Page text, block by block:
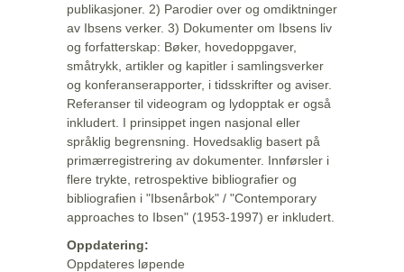
publikasjoner. 2) Parodier over og omdiktninger
av Ibsens verker. 3) Dokumenter om Ibsens liv
og forfatterskap: Bøker, hovedoppgaver,
småtrykk, artikler og kapitler i samlingsverker
og konferanserapporter, i tidsskrifter og aviser.
Referanser til videogram og lydopptak er også
inkludert. I prinsippet ingen nasjonal eller
språklig begrensning. Hovedsaklig basert på
primærregistrering av dokumenter. Innførsler i
flere trykte, retrospektive bibliografier og
bibliografien i "Ibsenårbok" / "Contemporary
approaches to Ibsen" (1953-1997) er inkludert.
Oppdatering:
Oppdateres løpende